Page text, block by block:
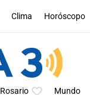
Clima Horóscopo
Rosario Mundo